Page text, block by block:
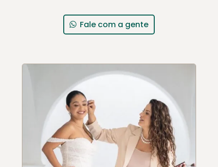
Fale com a gente